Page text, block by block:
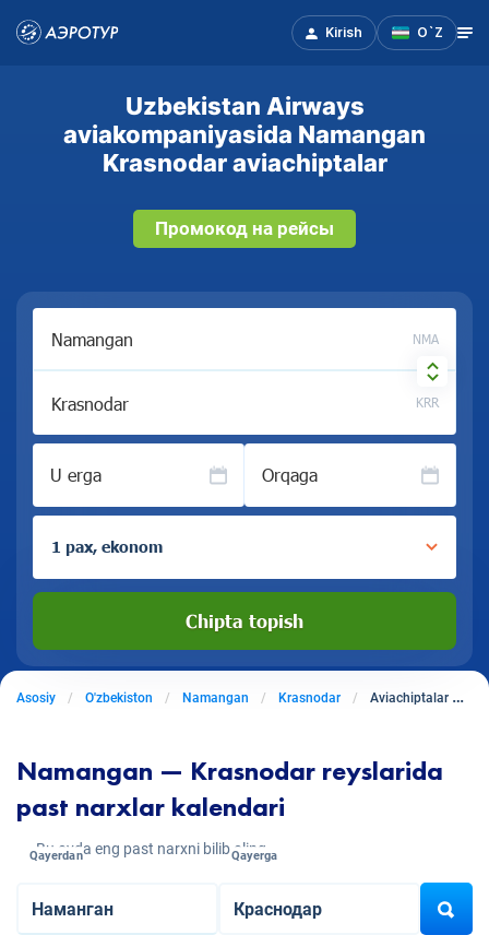
Kirish O`Z
Uzbekistan Airways
aviakompaniyasida Namangan
Krasnodar aviachiptalar
Промокод на рейсы
NMA
KRR
U erga Orqaga
1 pax, ekonom
Chipta topish
Asosiy O'zbekiston Namangan Krasnodar Aviachiptalar Namangandan Krasnodarga
Namangan — Krasnodar reyslarida
past narxlar kalendari
Bu oyda eng past narxni bilib oling
Qayerdan Qayerga